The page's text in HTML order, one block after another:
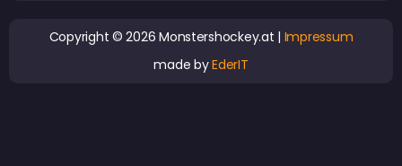
Copyright © 2026 Monstershockey.at | Impressum
made byEderIT